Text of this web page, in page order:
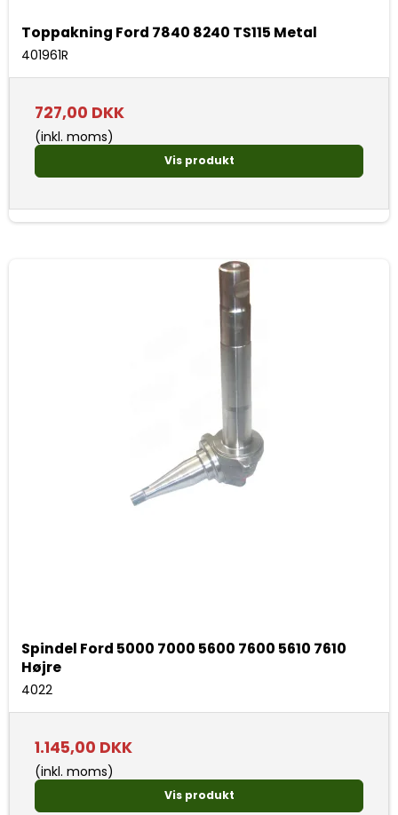
Toppakning Ford 7840 8240 TS115 Metal
401961R
727,00 DKK
(inkl. moms)
Vis produkt
Spindel Ford 5000 7000 5600 7600 5610 7610
Højre
4022
1.145,00 DKK
(inkl. moms)
Vis produkt